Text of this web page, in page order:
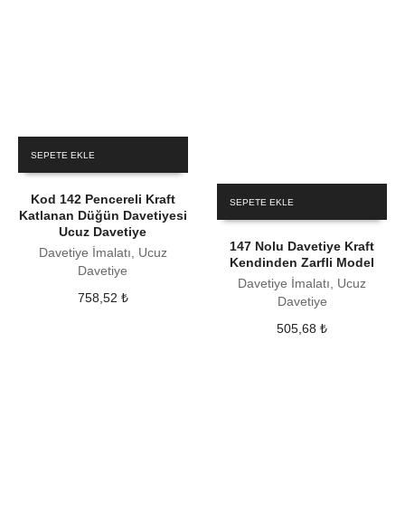
SEPETE EKLE
Kod 142 Pencereli Kraft
Katlanan Düğün Davetiyesi
Ucuz Davetiye
Davetiye İmalatı, Ucuz
Davetiye
758,52 ₺
SEPETE EKLE
147 Nolu Davetiye Kraft
Kendinden Zarfli Model
Davetiye İmalatı, Ucuz
Davetiye
505,68₺